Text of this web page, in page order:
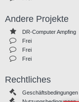
Andere Projekte
DR-Computer Ampfing
Frei
Frei
Frei
Rechtliches
Geschäftsbedingungen